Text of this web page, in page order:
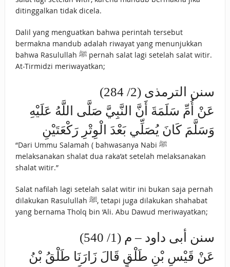
ditinggalkan tidak dicela.
Dalil yang menguatkan bahwa perintah tersebut
bermakna mandub adalah riwayat yang menunjukkan
bahwa Rasulullah ﷺ pernah salat lagi setelah salat witir.
At-Tirmidzi meriwayatkan;
سنن الترمذى (2/ 284)
عَنْ أُمِّ سَلَمَةَ أَنَّ النَّبِيَّ صَلَّى اللَّهُ عَلَيْهِ
وَسَلَّمَ كَانَ يُصَلِّي بَعْدَ الْوِتْرِ رَكْعَتَيْنِ
“Dari Ummu Salamah ( bahwasanya Nabi ﷺ
melaksanakan shalat dua raka’at setelah melaksanakan
shalat witir.”
Salat nafilah lagi setelah salat witir ini bukan saja pernah
dilakukan Rasulullah ﷺ, tetapi juga dilakukan shahabat
yang bernama Tholq bin ‘Ali. Abu Dawud meriwayatkan;
سنن أبى داود – م (1/ 540)
عَنْ قَيْسِ بْنِ طَلْقٍ قَالَ زَارَنَا طَلْقُ بْنُ